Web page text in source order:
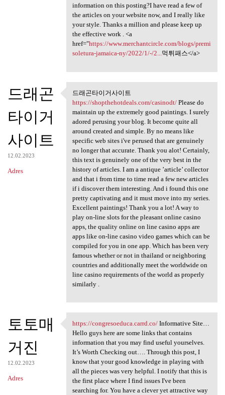
information on this posting?I have read a few of
the articles on your website now, and I really like
your style. Thanks a million and please keep up
the effective work . <a
href="https://www.merchantcircle.com/blogs/premi
soletura-jamaica-ny/2022/1/-/2...먹튀패스</a>
드래곤
타이거
사이트
12.02.2023
Adres
드래곤타이거사이트 https:/
드래곤타이거사이트
https://shopthehotdeals.com/casinodt/Please do
maintain up the extremely good paintings. I surely
adored perusing your blog. It become quite all
around created and simple. By no means like
specific web sites i've perused that are genuinely
no longer that accurate. Thank you alot! Certainly,
this text is genuinely one of the very best in the
history of articles. I am a antique ’article’ collector
and that i from time to time read a few new articles
if i discover them interesting. And i found this one
pretty captivating and it must move into my series.
Excellent paintings! Thank you a lot! A way to
play on-line slots for the pleasant online casino
apps, the quality online on line casino apps are
apps like on-line casino video games which can be
compiled for you in one app. Which has been very
famous whether or not in thailand or neighboring
countries and additionally meet the worldwide on
line casino requirements of the world as properly
similarly .
토토매
거진
12.02.2023
Adres
https://congresoeduca.carrd
https://congresoeduca.carrd.co/Informative Site…
Hello guys here are some links that contains
information that you may find useful yourselves.
It’s Worth Checking out…. Through this post, I
know that your good knowledge in playing with
all the pieces was very helpful. I notify that this is
the first place where I find issues I've been
searching for. You have a clever yet attractive way